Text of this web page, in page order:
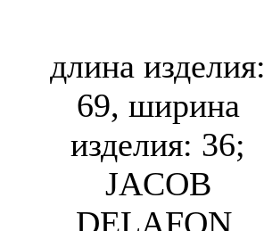
длина изделия:
69, ширина
изделия: 36;
JACOB
DELAFON,